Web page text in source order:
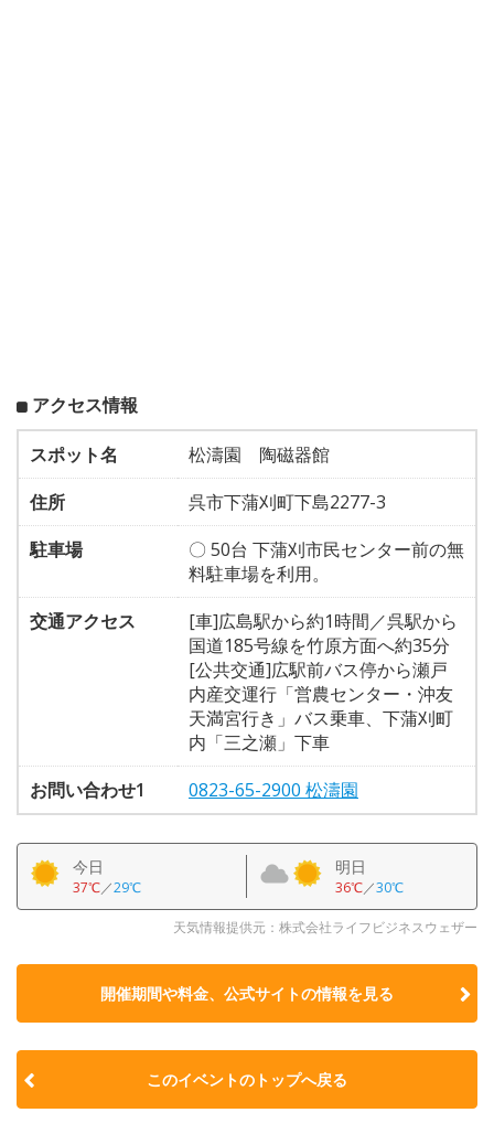
アクセス情報
スポット名
松濤園 陶磁器館
住所
呉市下蒲刈町下島2277-3
駐車場
〇 50台 下蒲刈市民センター前の無
料駐車場を利用。
交通アクセス
[車]広島駅から約1時間／呉駅から
国道185号線を竹原方面へ約35分
[公共交通]広駅前バス停から瀬戸
内産交運行「営農センター・沖友
天満宮行き」バス乗車、下蒲刈町
内「三之瀬」下車
お問い合わせ1
0823-65-2900 松濤園
今日
37℃／29℃
明日
36℃／30℃
天気情報提供元：株式会社ライフビジネスウェザー
開催期間や料金、公式サイトの情報を見る
このイベントのトップへ戻る